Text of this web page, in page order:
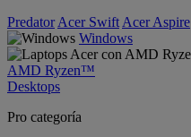
Predator Acer Swift Acer Aspire
Windows
AMD Ryzen™
Desktops
Pro categoría